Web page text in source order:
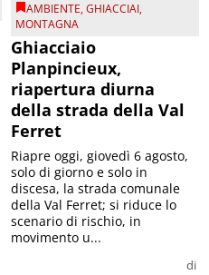
AMBIENTE,GHIACCIAI,
MONTAGNA
Ghiacciaio
Planpincieux,
riapertura diurna
della strada della Val
Ferret
di
Riapre oggi, giovedì 6 agosto,
solo di giorno e solo in
discesa, la strada comunale
della Val Ferret; si riduce lo
scenario di rischio, in
movimento u...